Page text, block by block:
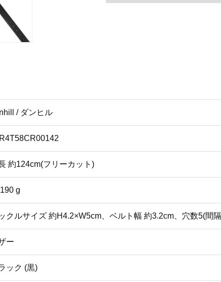
/ ダンヒル
約124cm(フリーカット)
g
クルサイズ 約H4.2×W5cm、ベルト幅 約3.2cm、穴数5(間
ー
ック (黒)